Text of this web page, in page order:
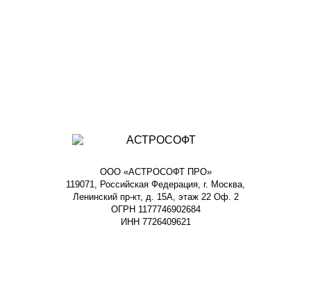
ООО «АСТРОСОФТ ПРО»
119071, Российская Федерация, г. Москва,
Ленинский пр-кт, д. 15А, этаж 22 Оф. 2
ОГРН 1177746902684
ИНН 7726409621